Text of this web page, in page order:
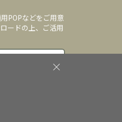
POPなどをご用意
ードの上、ご活用